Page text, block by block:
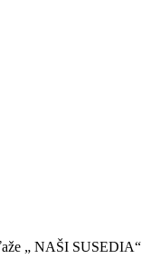
„ NAŠI SUSEDIA“